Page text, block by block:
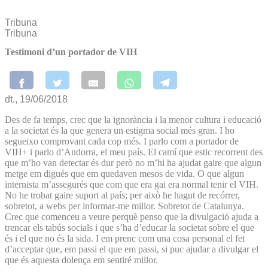
Tribuna
Tribuna
Testimoni d’un portador de VIH
dt., 19/06/2018
Des de fa temps, crec que la ignorància i la menor cultura i educació
a la societat és la que genera un estigma social més gran. I ho
segueixo comprovant cada cop més. I parlo com a portador de
VIH+ i parlo d’Andorra, el meu país. El camí que estic recorrent des
que m’ho van detectar és dur però no m’hi ha ajudat gaire que algun
metge em digués que em quedaven mesos de vida. O que algun
internista m’assegurés que com que era gai era normal tenir el VIH.
No he trobat gaire suport al país; per això he hagut de recórrer,
sobretot, a webs per informar-me millor. Sobretot de Catalunya.
Crec que comenceu a veure perquè penso que la divulgació ajuda a
trencar els tabús socials i que s’ha d’educar la societat sobre el que
és i el que no és la sida. I em prenc com una cosa personal el fet
d’acceptar que, em passi el que em passi, si puc ajudar a divulgar el
que és aquesta dolença em sentiré millor.